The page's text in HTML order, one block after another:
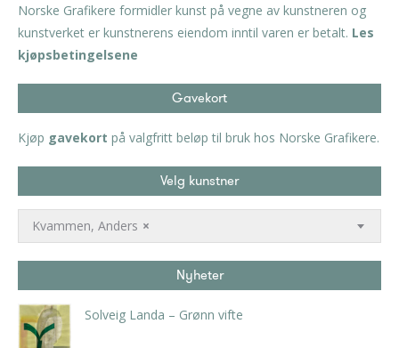
Norske Grafikere formidler kunst på vegne av kunstneren og
kunstverket er kunstnerens eiendom inntil varen er betalt. Les
kjøpsbetingelsene
Gavekort
Kjøp gavekort på valgfritt beløp til bruk hos Norske Grafikere.
Velg kunstner
×
Kvammen, Anders
Nyheter
Solveig Landa – Grønn vifte